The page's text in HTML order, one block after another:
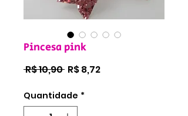
Pincesa pink
R$ 10,90 Preço
R$ 8,72Preço
Quantidade *